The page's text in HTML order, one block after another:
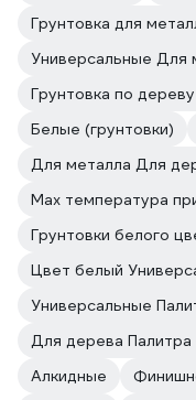
Грунтовка для
Универсальные Для
Грунтовка по
Белые (грунтовки)
Для металла Для
Max температура
Грунтовки белого
Цвет белый
Универсальные
Для дерева Палитра
Алкидные